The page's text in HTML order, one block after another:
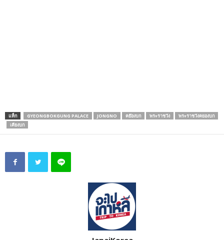
แท็ก GYEONGBOKGUNG PALACE JONGNO คย๊องบก พระราชวัง
พระราชวังคยองบก
เคียงบก